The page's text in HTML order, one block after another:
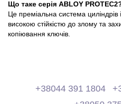
Що таке серія ABLOY
Це преміальна система циліндрів
високою стійкістю до злому та
копіювання ключів.
+38044 391 1804